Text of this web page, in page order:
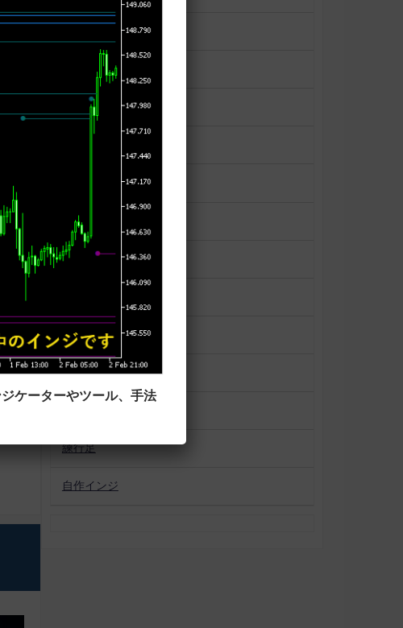
プロファイル系
ボックス
マーケットプロファイル
一目均衡表
便利ツール
未分類
相場状況表示
練行足
自作インジ
ケーターやツール、手法